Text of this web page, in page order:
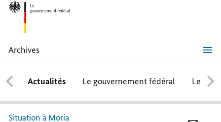
Archives
« Les
choses
ne
peuvent
pas
rester
telles
Actualités Le gouvernement fédéral Le
Situation à Moria